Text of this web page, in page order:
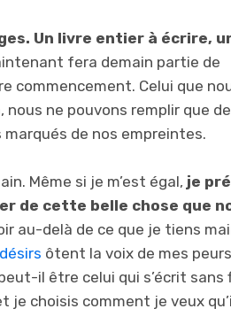
Un livre entier à écrire,
fera demain partie de
commencement. Celui que
ne pouvons remplir que de
de nos empreintes.
Même si je m’est égal, je
de cette belle chose que
au-delà de ce que je tiens
désirs ôtent la voix de mes
il être celui qui s’écrit sans
je choisis comment je veux